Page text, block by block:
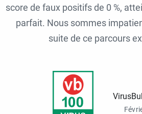
score de faux positifs de 0 %,
parfait. Nous sommes
suite de ce parcours